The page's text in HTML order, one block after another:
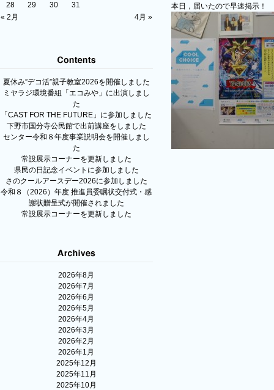
« 2月 4月 »
28
29 30 31
夏休み”デコ活”親子教室2026を開催しました
ミヤラジ環境番組「エコみや」に出演しまし
た
「CAST FOR THE FUTURE」に参加しました
下野市国分寺公民館で出前講座をしました
センター令和８年度事業説明会を開催しまし
た
常設展示コーナーを更新しました
県民の日記念イベントに参加しました
さのクールアースデー2026に参加しました
令和８（2026）年度 推進員委嘱状交付式・感
謝状贈呈式が開催されました
常設展示コーナーを更新しました
2026年8月
2026年7月
2026年6月
2026年5月
2026年4月
2026年3月
2026年2月
2026年1月
2025年12月
2025年11月
2025年10月
本日，届いたので早速掲示！